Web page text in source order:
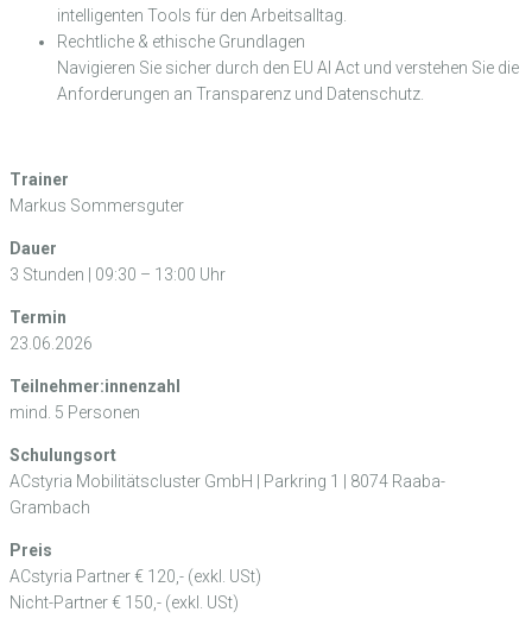
intelligenten Tools für den Arbeitsalltag.
Rechtliche & ethische Grundlagen
Navigieren Sie sicher durch den EU AI Act und verstehen Sie die
Anforderungen an Transparenz und Datenschutz.
Trainer
Markus Sommersguter
Dauer
3 Stunden | 09:30 – 13:00 Uhr
Termin
23.06.2026
Teilnehmer:innenzahl
mind. 5 Personen
Schulungsort
ACstyria Mobilitätscluster GmbH | Parkring 1 | 8074 Raaba-
Grambach
Preis
ACstyria Partner € 120,- (exkl. USt)
Nicht-Partner € 150,- (exkl. USt)